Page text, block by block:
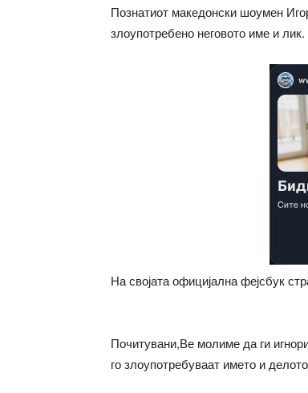
Познатиот македонски шоумен
злоупотребено неговото име и лик.
На својата официјална фејсбук
Почитувани,Ве молиме да ги
го злоупотребуваат името и